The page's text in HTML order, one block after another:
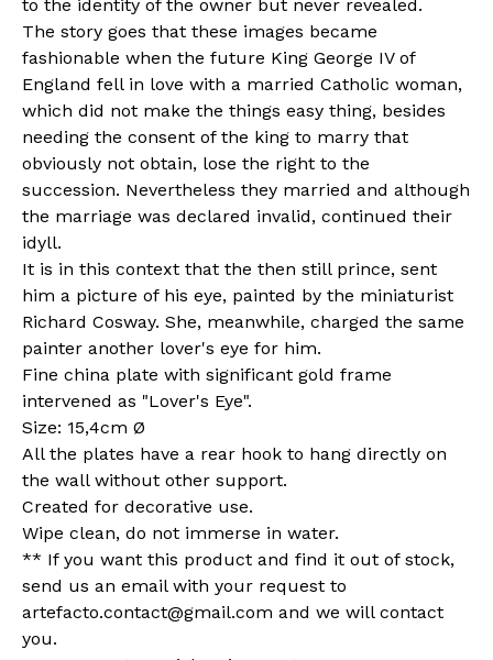
to the identity of the owner but never revealed.
The story goes that these images became
fashionable when the future King George IV of
England fell in love with a married Catholic woman,
which did not make the things easy thing, besides
needing the consent of the king to marry that
obviously not obtain, lose the right to the
succession. Nevertheless they married and although
the marriage was declared invalid, continued their
idyll.
It is in this context that the then still prince, sent
him a picture of his eye, painted by the miniaturist
Richard Cosway. She, meanwhile, charged the same
painter another lover's eye for him.
Fine china plate with significant gold frame
intervened as "Lover's Eye".
Size: 15,4cm Ø
All the plates have a rear hook to hang directly on
the wall without other support.
Created for decorative use.
Wipe clean, do not immerse in water.
** If you want this product and find it out of stock,
send us an email with your request to
artefacto.contact@gmail.com and we will contact
you.